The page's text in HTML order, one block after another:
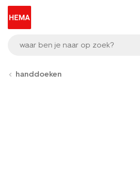
waar ben je naar op zoek?
handdoeken